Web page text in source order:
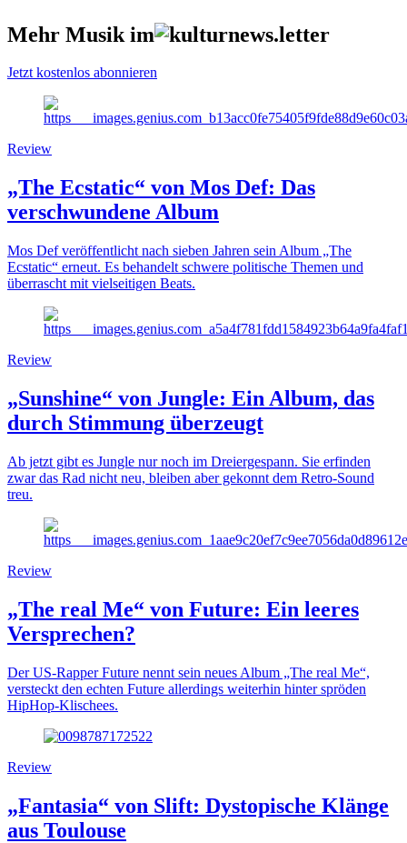
Mehr Musik im
Jetzt kostenlos abonnieren
Review
„The Ecstatic“ von Mos Def: Das
verschwundene Album
Mos Def veröffentlicht nach sieben Jahren sein Album „The
Ecstatic“ erneut. Es behandelt schwere politische Themen und
überrascht mit vielseitigen Beats.
Review
„Sunshine“ von Jungle: Ein Album, das
durch Stimmung überzeugt
Ab jetzt gibt es Jungle nur noch im Dreiergespann. Sie erfinden
zwar das Rad nicht neu, bleiben aber gekonnt dem Retro-Sound
treu.
Review
„The real Me“ von Future: Ein leeres
Versprechen?
Der US-Rapper Future nennt sein neues Album „The real Me“,
versteckt den echten Future allerdings weiterhin hinter spröden
HipHop-Klischees.
Review
„Fantasia“ von Slift: Dystopische Klänge
aus Toulouse